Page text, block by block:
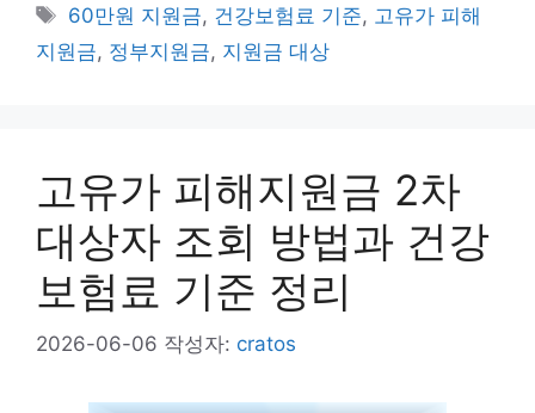
테
리
태
그
60만원 지원금, 건강보험료 기준, 고유가 피해
지원금, 정부지원금, 지원금 대상
고유가 피해지원금 2차
대상자 조회 방법과 건강
보험료 기준 정리
2026-06-06 작성자: cratos